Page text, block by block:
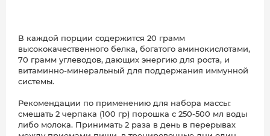
В каждой порции содержится 20 грамм
высококачественного белка, богатого аминокислотами,
70 грамм углеводов, дающих энергию для роста, и
витаминно-минеральный для поддержания иммунной
системы.
Рекомендации по применению для набора массы:
смешать 2 черпака (100 гр) порошка с 250-500 мл воды
либо молока. Принимать 2 раза в день в перерывах